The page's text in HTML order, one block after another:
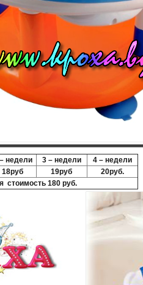
недели 3 – недели
4 – недели
18руб 19руб
20руб.
стоимость 180 руб.